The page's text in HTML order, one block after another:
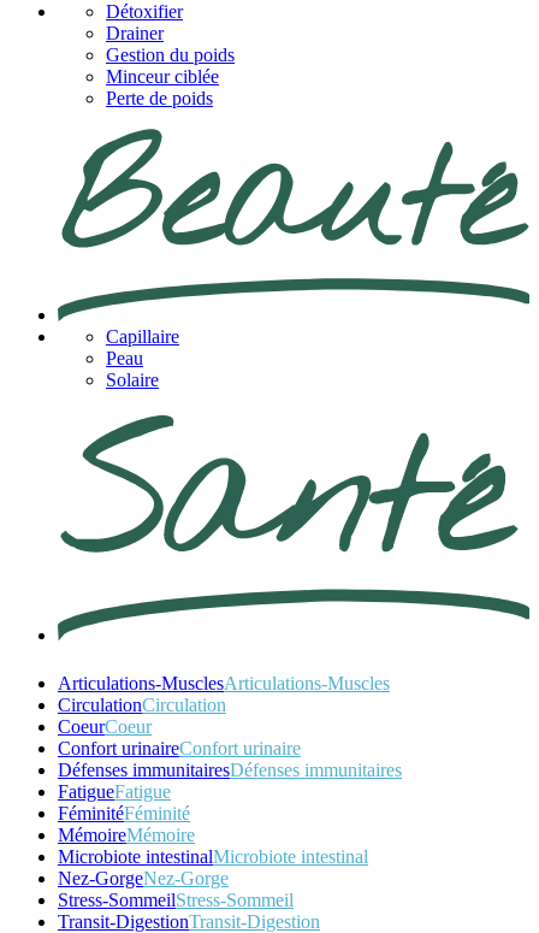
Détoxifier
Drainer
Gestion du poids
Minceur ciblée
Perte de poids
Capillaire
Peau
Solaire
Articulations-MusclesArticulations-Muscles
CirculationCirculation
CoeurCoeur
Confort urinaireConfort urinaire
Défenses immunitairesDéfenses immunitaires
FatigueFatigue
FéminitéFéminité
MémoireMémoire
Microbiote intestinalMicrobiote intestinal
Nez-GorgeNez-Gorge
Stress-SommeilStress-Sommeil
Transit-DigestionTransit-Digestion